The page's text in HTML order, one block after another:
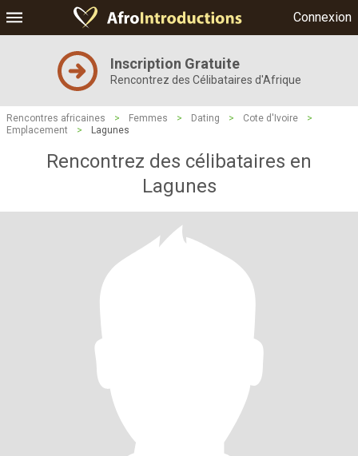
Connexion
Inscription Gratuite
Rencontrez des Célibataires d'Afrique
Rencontres africaines > Femmes > Dating > Cote d'Ivoire
>
Emplacement
> Lagunes
Rencontrez des célibataires en
Lagunes